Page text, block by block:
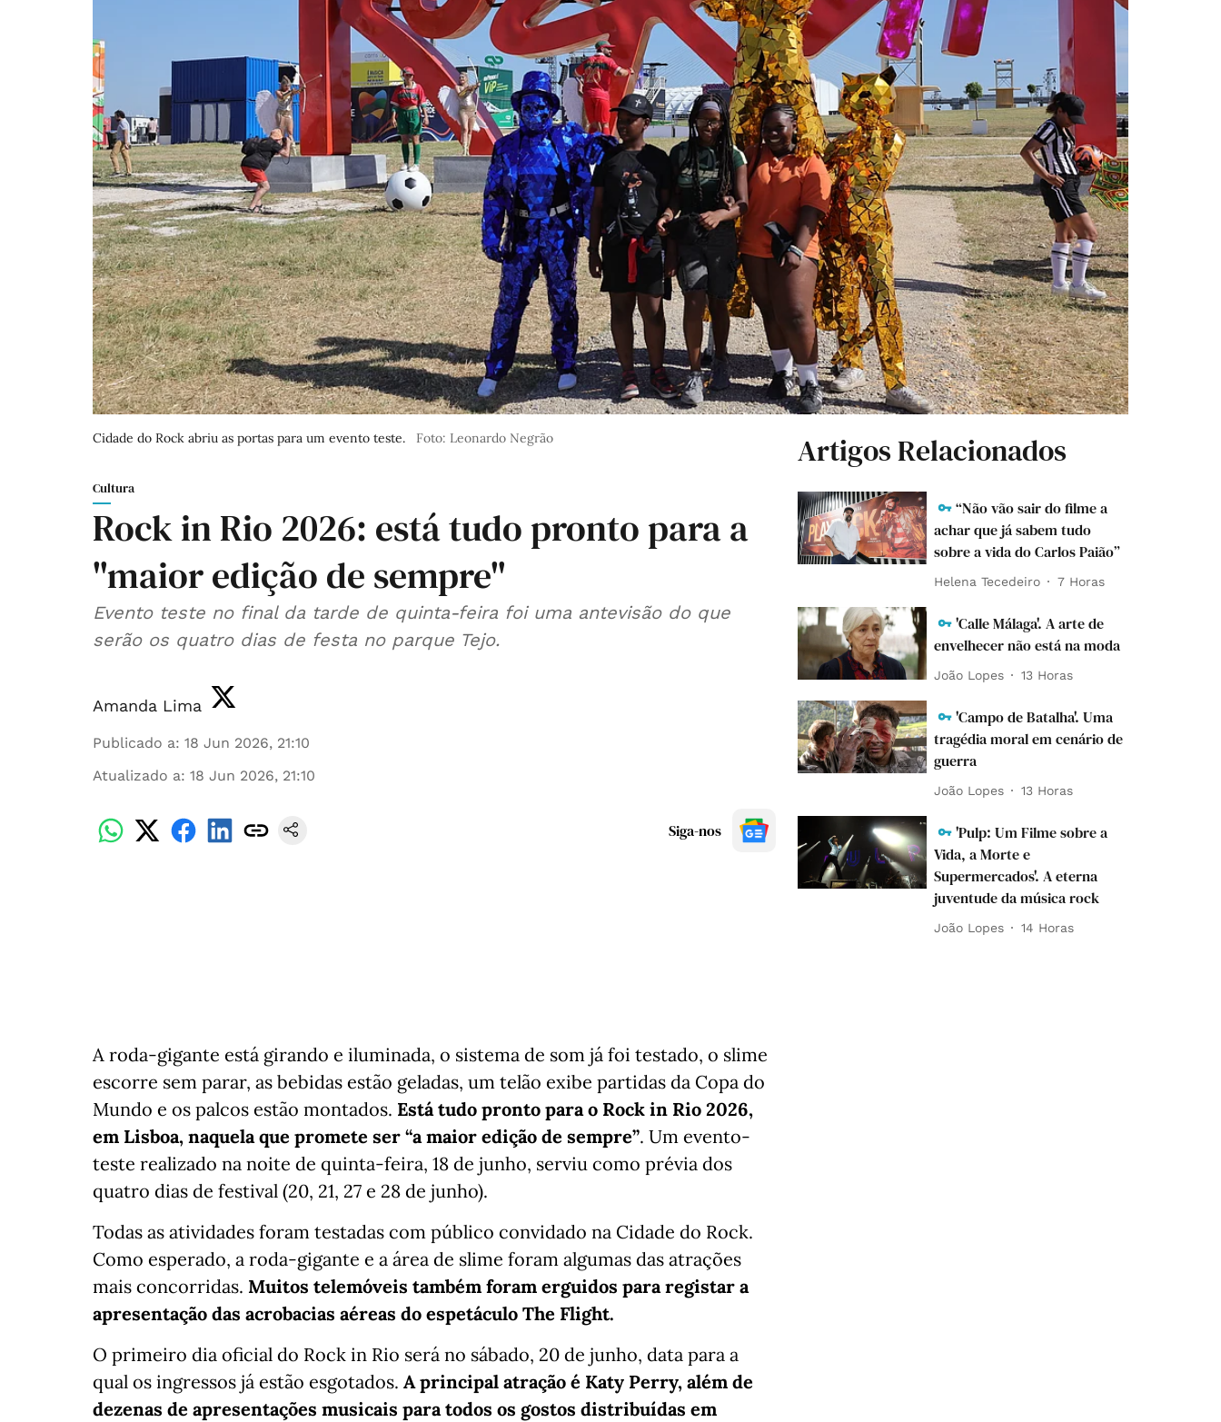
Cidade do Rock abriu as portas para um evento teste. Foto: Leonardo Negrão
Cultura
Rock in Rio 2026: está tudo pronto para a
"maior edição de sempre"
Evento teste no final da tarde de quinta-feira foi uma antevisão do que
serão os quatro dias de festa no parque Tejo.
Amanda Lima
Publicado a: 18 Jun 2026, 21:10
Atualizado a: 18 Jun 2026, 21:10
Siga-nos
A roda-gigante está girando e iluminada, o sistema de som já foi testado, o slime
escorre sem parar, as bebidas estão geladas, um telão exibe partidas da Copa do
Mundo e os palcos estão montados. Está tudo pronto para o Rock in Rio 2026,
em Lisboa, naquela que promete ser “a maior edição de sempre”. Um evento-
teste realizado na noite de quinta-feira, 18 de junho, serviu como prévia dos
quatro dias de festival (20, 21, 27 e 28 de junho).
Todas as atividades foram testadas com público convidado na Cidade do Rock.
Como esperado, a roda-gigante e a área de slime foram algumas das atrações
mais concorridas. Muitos telemóveis também foram erguidos para registar a
apresentação das acrobacias aéreas do espetáculo The Flight.
O primeiro dia oficial do Rock in Rio será no sábado, 20 de junho, data para a
qual os ingressos já estão esgotados. A principal atração é Katy Perry, além de
dezenas de apresentações musicais para todos os gostos distribuídas em
Artigos Relacionados
“Não vão sair do filme a
achar que já sabem tudo
sobre a vida do Carlos Paião”
Helena Tecedeiro 7 Horas
'Calle Málaga'. A arte de
envelhecer não está na moda
João Lopes 13 Horas
'Campo de Batalha'. Uma
tragédia moral em cenário de
guerra
João Lopes 13 Horas
'Pulp: Um Filme sobre a
Vida, a Morte e
Supermercados'. A eterna
juventude da música rock
João Lopes 14 Horas